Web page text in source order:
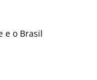
e o Brasil